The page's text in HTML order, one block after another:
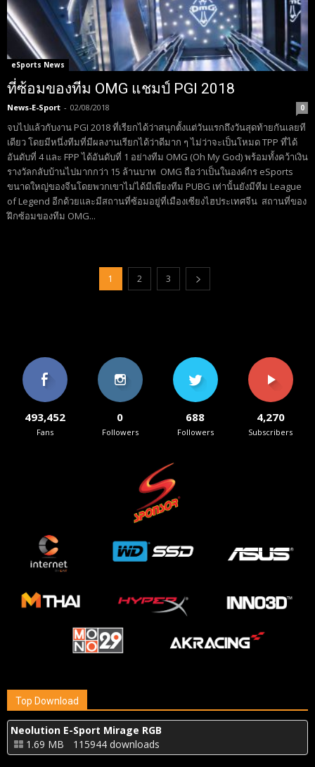
eSports News
ที่ซ้อมของทีม OMG แชมป์ PGI 2018
News-E-Sport - 02/08/2018 0
จบไปแล้วกับงาน PGI 2018 ที่เรียกได้ว่าสนุกตั้งแต่วันแรกถึงวันสุดท้ายกันเลยที
เดียว โดยมีหนึ่งทีมที่มีผลงานเรียกได้ว่าดีมาก ๆ ไม่ว่าจะเป็นโหมด TPP ที่ได้
อันดับที่ 4 และ FPP ได้อันดับที่ 1 อย่างทีม OMG (Oh My God) พร้อมทั้งคว้าเงิน
รางวัลกลับบ้านไปมากกว่า 15 ล้านบาท OMG ถือว่าเป็นในองค์กร eSports
ขนาดใหญ่ของจีนโดยพวกเขาไม่ได้มีเพียงทีม PUBG เท่านั้นยังมีทีม League
of Legend อีกด้วยและมีสถานที่ซ้อมอยู่ที่เมืองเซียงไฮประเทศจีน สถานที่ของ
ฝึกซ้อมของทีม OMG...
1 2 3
493,452
Fans
0
Followers
688
Followers
4,270
Subscribers
Top Download
Neolution E-Sport Mirage RGB
1.69 MB
115944 downloads